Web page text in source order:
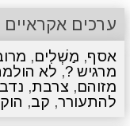
ערכים אקראיים
אסף, מַשְׁלִים,
מרגיש ?, לא
מזוהם, צרבת, נדב
להתעורר, קב,